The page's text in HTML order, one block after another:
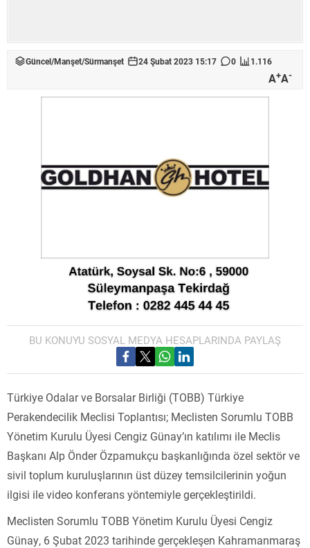
Güncel/Manşet/Sürmanşet 24 Şubat 2023 15:17 0 1.116
A+A-
BU KONUYU SOSYAL MEDYA HESAPLARINDA PAYLAŞ
Türkiye Odalar ve Borsalar Birliği (TOBB) Türkiye
Perakendecilik Meclisi Toplantısı; Meclisten Sorumlu TOBB
Yönetim Kurulu Üyesi Cengiz Günay’ın katılımı ile Meclis
Başkanı Alp Önder Özpamukçu başkanlığında özel sektör ve
sivil toplum kuruluşlarının üst düzey temsilcilerinin yoğun
ilgisi ile video konferans yöntemiyle gerçekleştirildi.
Meclisten Sorumlu TOBB Yönetim Kurulu Üyesi Cengiz
Günay, 6 Şubat 2023 tarihinde gerçekleşen Kahramanmaraş